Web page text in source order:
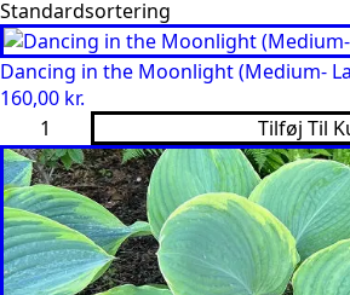
Dancing in the Moonlight (Medium-
160,00 kr.
Dancing
in
the
Moonlight
(Medium-
Large)
antal
Tilføj Til